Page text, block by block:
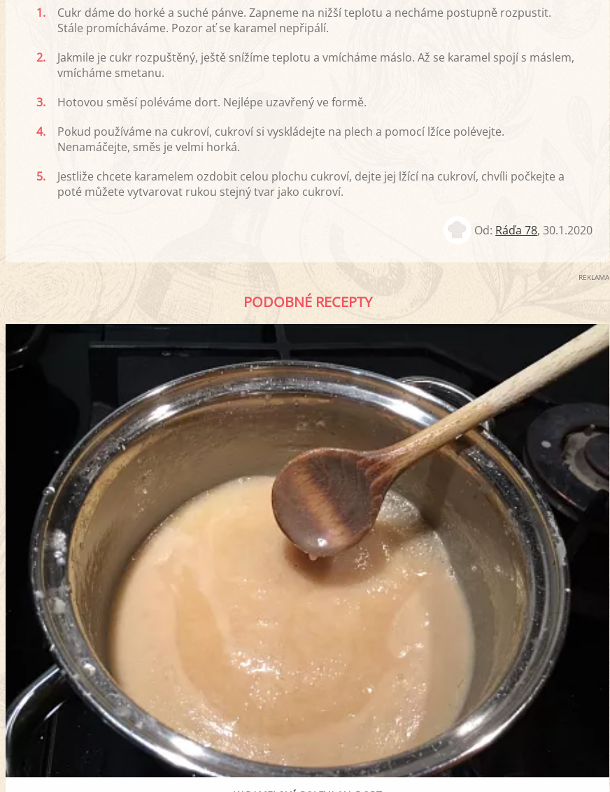
1.
Cukr dáme do horké a suché pánve. Zapneme na nižší teplotu a necháme postupně rozpustit.
Stále promícháváme. Pozor ať se karamel nepřipálí.
2.
Jakmile je cukr rozpuštěný, ještě snížíme teplotu a vmícháme máslo. Až se karamel spojí s máslem,
vmícháme smetanu.
3.
Hotovou směsí poléváme dort. Nejlépe uzavřený ve formě.
4.
Pokud používáme na cukroví, cukroví si vyskládejte na plech a pomocí lžíce polévejte.
Nenamáčejte, směs je velmi horká.
5.
Jestliže chcete karamelem ozdobit celou plochu cukroví, dejte jej lžící na cukroví, chvíli počkejte a
poté můžete vytvarovat rukou stejný tvar jako cukroví.
Od: Ráďa 78,30.1.2020
REKLAMA
PODOBNÉ RECEPTY